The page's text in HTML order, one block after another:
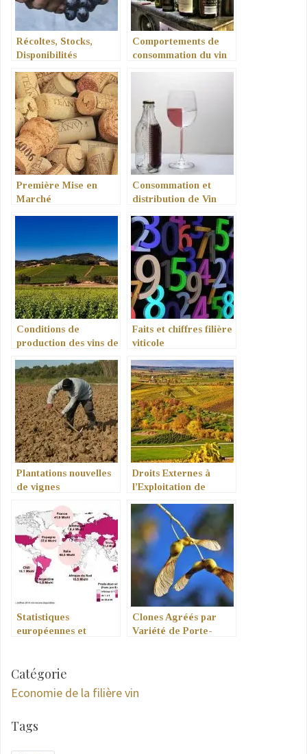
Récoltes, Stocks,
Disponibilités
Comportements de
consommation du vin
Première Mise en
Marché
Consommation et
distribution de Vin
Conditions de
production des vins de
Faits et chiffres filière
viticole
Plantations nouvelles
de vignes
Droits Externes à
l’Exploitation de
Statistiques
européennes et
Clones Agréés par
Variété de Porte-
Catégorie
Economie de la filière vin
Tags